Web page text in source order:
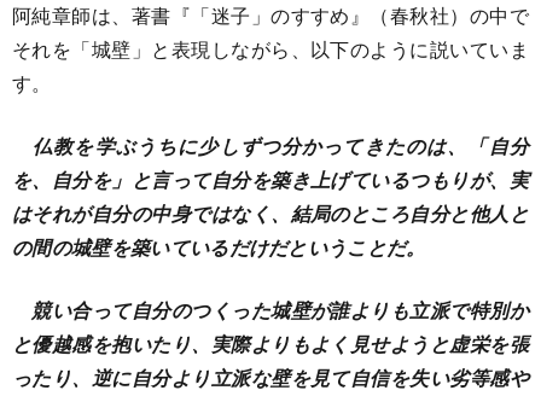
阿純章師は、著書『「迷子」のすすめ』（春秋社）の中で
それを「城壁」と表現しながら、以下のように説いていま
す。
仏教を学ぶうちに少しずつ分かってきたのは、「自分
を、自分を」と言って自分を築き上げているつもりが、実
はそれが自分の中身ではなく、結局のところ自分と他人と
の間の城壁を築いているだけだということだ。
競い合って自分のつくった城壁が誰よりも立派で特別か
と優越感を抱いたり、実際よりもよく見せようと虚栄を張
ったり、逆に自分より立派な壁を見て自信を失い劣等感や